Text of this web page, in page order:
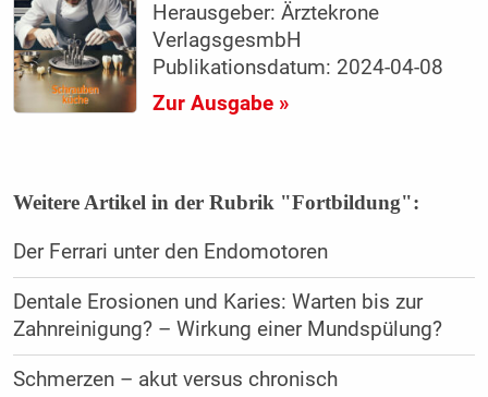
Herausgeber: Ärztekrone
VerlagsgesmbH
Publikationsdatum: 2024-04-08
Zur Ausgabe »
Weitere Artikel in der Rubrik "Fortbildung":
Der ­Ferrari ­unter den ­Endomotoren
Dentale Erosionen und Karies: Warten bis zur
Zahnreinigung? – Wirkung einer Mundspülung?
Schmerzen – akut ­versus chronisch